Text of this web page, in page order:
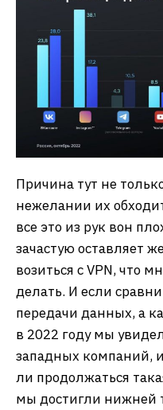
Причина тут не
нежелании их
все это из рук вон
зачастую оставляет
возиться с VPN, что
делать. И если
передачи данных, а
в 2022 году мы
западных компаний,
ли продолжаться
мы достигли нижней